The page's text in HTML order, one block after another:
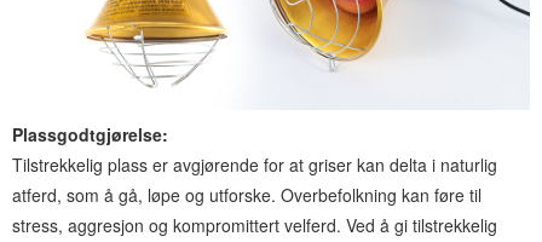
Plassgodtgjørelse:
Tilstrekkelig plass er avgjørende for at griser kan delta i naturlig
atferd, som å gå, løpe og utforske. Overbefolkning kan føre til
stress, aggresjon og kompromittert velferd. Ved å gi tilstrekkelig